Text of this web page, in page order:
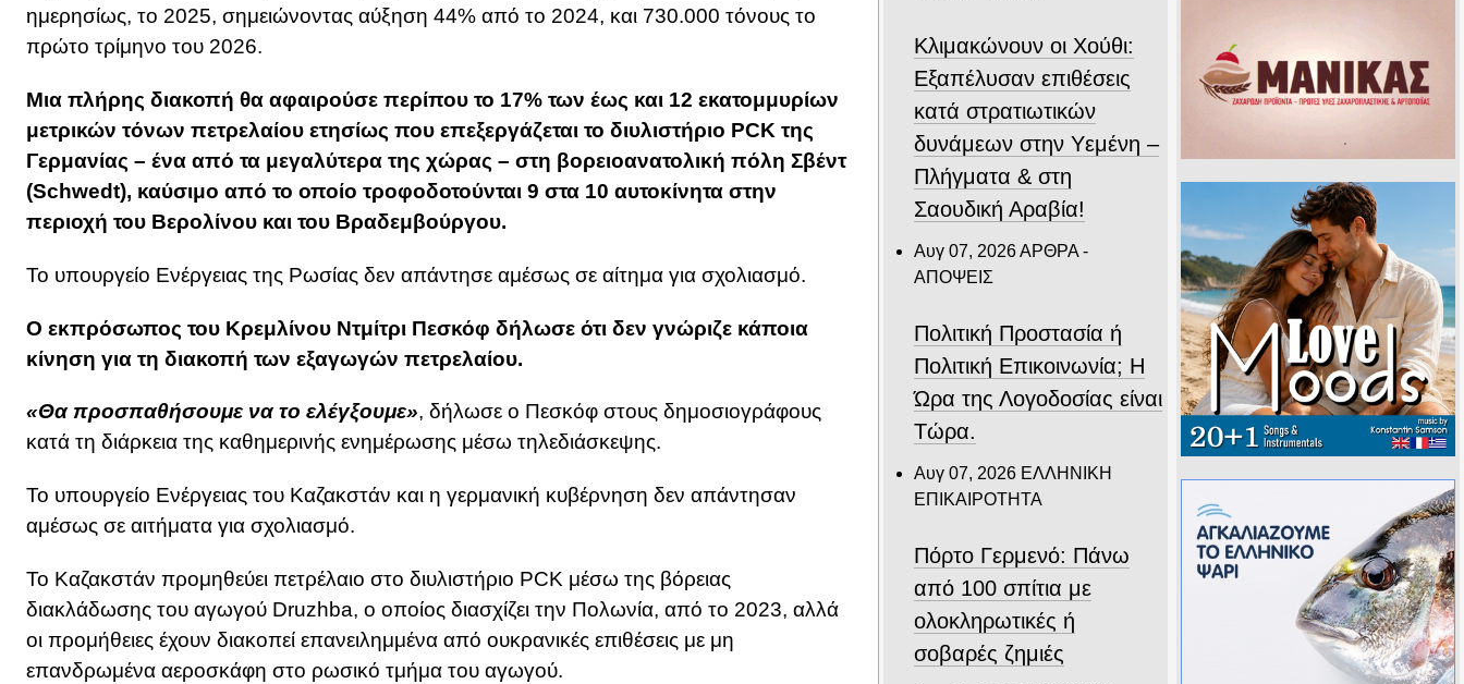
ημερησίως, το 2025, σημειώνοντας αύξηση 44% από το 2024, και 730.000 τόνους το
πρώτο τρίμηνο του 2026.
Μια πλήρης διακοπή θα αφαιρούσε περίπου το 17% των έως και 12 εκατομμυρίων
μετρικών τόνων πετρελαίου ετησίως που επεξεργάζεται το διυλιστήριο PCK της
Γερμανίας – ένα από τα μεγαλύτερα της χώρας – στη βορειοανατολική πόλη Σβέντ
(Schwedt), καύσιμο από το οποίο τροφοδοτούνται 9 στα 10 αυτοκίνητα στην
περιοχή του Βερολίνου και του Βραδεμβούργου.
Το υπουργείο Ενέργειας της Ρωσίας δεν απάντησε αμέσως σε αίτημα για σχολιασμό.
Ο εκπρόσωπος του Κρεμλίνου Ντμίτρι Πεσκόφ δήλωσε ότι δεν γνώριζε κάποια
κίνηση για τη διακοπή των εξαγωγών πετρελαίου.
«Θα προσπαθήσουμε να το ελέγξουμε», δήλωσε ο Πεσκόφ στους δημοσιογράφους
κατά τη διάρκεια της καθημερινής ενημέρωσης μέσω τηλεδιάσκεψης.
Το υπουργείο Ενέργειας του Καζακστάν και η γερμανική κυβέρνηση δεν απάντησαν
αμέσως σε αιτήματα για σχολιασμό.
Το Καζακστάν προμηθεύει πετρέλαιο στο διυλιστήριο PCK μέσω της βόρειας
διακλάδωσης του αγωγού Druzhba, ο οποίος διασχίζει την Πολωνία, από το 2023, αλλά
οι προμήθειες έχουν διακοπεί επανειλημμένα από ουκρανικές επιθέσεις με μη
επανδρωμένα αεροσκάφη στο ρωσικό τμήμα του αγωγού.
Κλιμακώνουν οι Χούθι:
Eξαπέλυσαν επιθέσεις
κατά στρατιωτικών
δυνάμεων στην Υεμένη –
Πλήγματα & στη
Σαουδική Αραβία!
Αυγ 07, 2026ΑΡΘΡΑ -
ΑΠΟΨΕΙΣ
Πολιτική Προστασία ή
Πολιτική Επικοινωνία; Η
Ώρα της Λογοδοσίας είναι
Τώρα.
Αυγ 07, 2026 ΕΛΛΗΝΙΚΗ
ΕΠΙΚΑΙΡΟΤΗΤΑ
Πόρτο Γερμενό: Πάνω
από 100 σπίτια με
ολοκληρωτικές ή
σοβαρές ζημιές